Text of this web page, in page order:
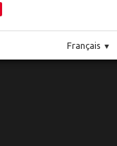
Français ▼